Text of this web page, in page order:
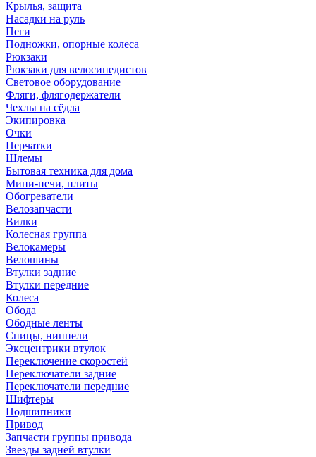
Крылья, защита
Насадки на руль
Пеги
Подножки, опорные колеса
Рюкзаки
Рюкзаки для велосипедистов
Световое оборудование
Фляги, флягодержатели
Чехлы на сёдла
Экипировка
Очки
Перчатки
Шлемы
Бытовая техника для дома
Мини-печи, плиты
Обогреватели
Велозапчасти
Вилки
Колесная группа
Велокамеры
Велошины
Втулки задние
Втулки передние
Колеса
Обода
Ободные ленты
Спицы, ниппели
Эксцентрики втулок
Переключение скоростей
Переключатели задние
Переключатели передние
Шифтеры
Подшипники
Привод
Запчасти группы привода
Звезды задней втулки